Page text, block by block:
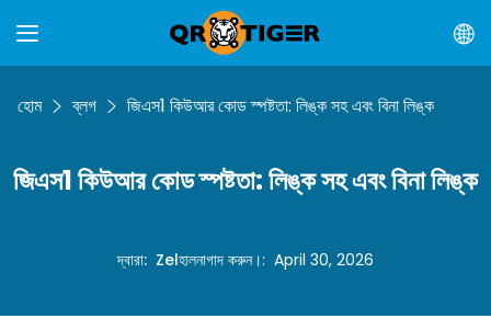
হোম ব্লগ জিএস1 কিউআর কোড স্পষ্টতা: লিঙ্ক সহ এবং বিনা লিঙ্ক
জিএস1 কিউআর কোড স্পষ্টতা: লিঙ্ক সহ এবং বিনা লিঙ্ক
দ্বারা: Zelহালনাগাদ করুন।: April 30, 2026